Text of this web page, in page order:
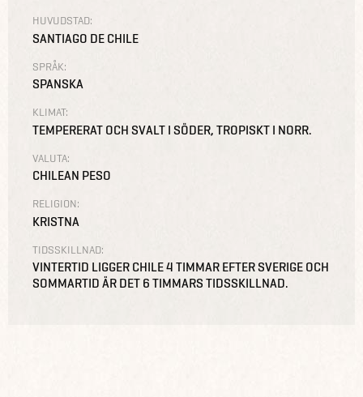
HUVUDSTAD:
SANTIAGO DE CHILE
SPRÅK:
SPANSKA
KLIMAT:
TEMPERERAT OCH SVALT I SÖDER, TROPISKT I NORR.
VALUTA:
CHILEAN PESO
RELIGION:
KRISTNA
TIDSSKILLNAD:
VINTERTID LIGGER CHILE 4 TIMMAR EFTER SVERIGE OCH
SOMMARTID ÄR DET 6 TIMMARS TIDSSKILLNAD.